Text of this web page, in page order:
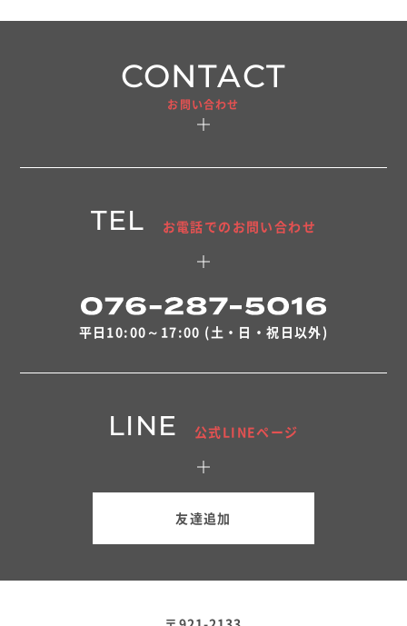
CONTACT
お問い合わせ
TEL お電話でのお問い合わせ
平日10:00～17:00 (土・日・祝日以外)
LINE 公式LINEページ
友達追加